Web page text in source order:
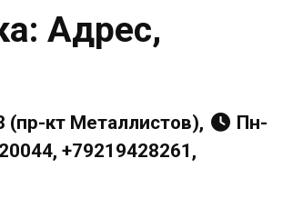
Адрес,
(пр-кт Металлистов),
Пн-
+79219428261,